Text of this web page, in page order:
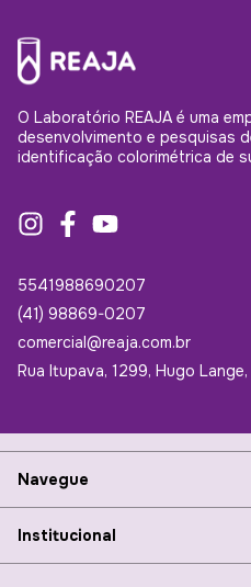
O Laboratório REAJA é uma
desenvolvimento e pesquisas
identificação colorimétrica de
5541988690207
(41) 98869-0207
comercial@reaja.com.br
Rua Itupava, 1299, Hugo
Navegue
Institucional